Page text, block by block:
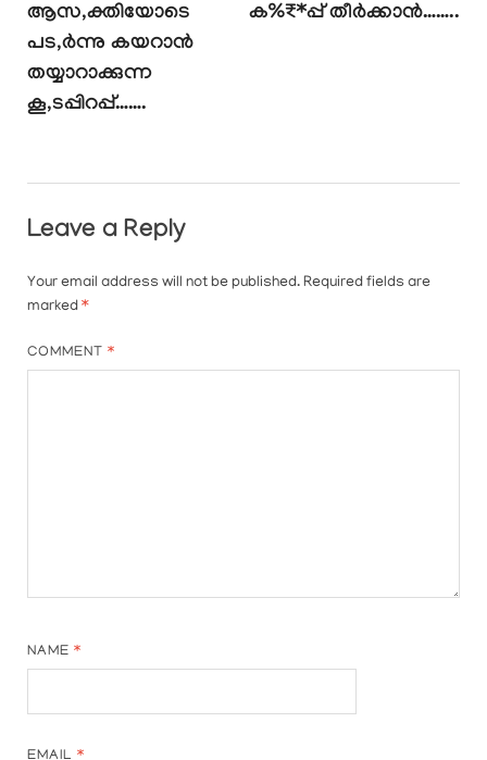
ആസ,ക്തിയോടെ
പട,ർന്നു കയറാൻ
തയ്യാറാക്കുന്ന
കൂ,ടപ്പിറപ്പ്…….
ക%₹*പ്പ് തീർക്കാൻ……..
Leave a Reply
Your email address will not be published. Required fields are
marked *
COMMENT*
NAME*
EMAIL*